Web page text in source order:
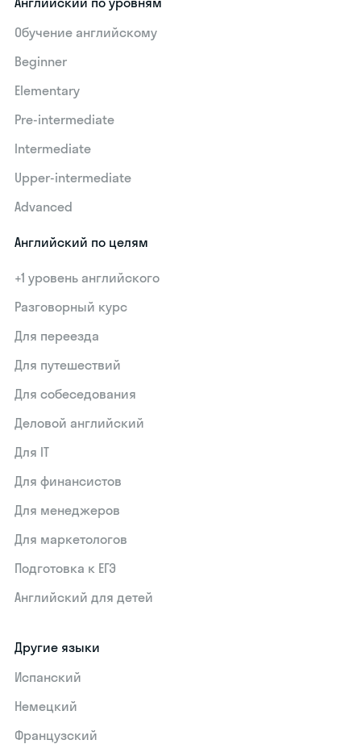
Обучение английскому
Beginner
Elementary
Pre-intermediate
Intermediate
Upper-intermediate
Advanced
Английский по целям
+1 уровень английского
Разговорный курс
Для переезда
Для путешествий
Для собеседования
Деловой английский
Для IT
Для финансистов
Для менеджеров
Для маркетологов
Подготовка к ЕГЭ
Английский для детей
Другие языки
Испанский
Немецкий
Французский